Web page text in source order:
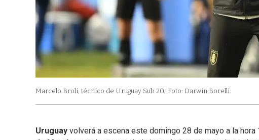
Marcelo Broli, técnico de Uruguay Sub 20. Foto: Darwin Borelli.
Uruguay volverá a escena este domingo 28 de mayo a la hora